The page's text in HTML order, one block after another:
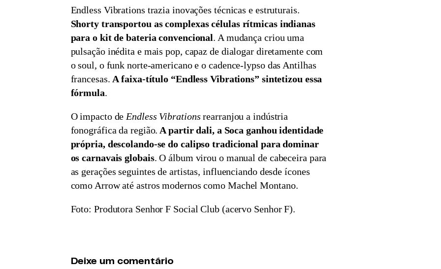
Endless Vibrations trazia inovações técnicas e estruturais.
Shorty transportou as complexas células rítmicas indianas
para o kit de bateria convencional. A mudança criou uma
pulsação inédita e mais pop, capaz de dialogar diretamente com
o soul, o funk norte-americano e o cadence-lypso das Antilhas
francesas. A faixa-título “Endless Vibrations” sintetizou essa
fórmula.
O impacto de Endless Vibrations rearranjou a indústria
fonográfica da região. A partir dali, a Soca ganhou identidade
própria, descolando-se do calipso tradicional para dominar
os carnavais globais. O álbum virou o manual de cabeceira para
as gerações seguintes de artistas, influenciando desde ícones
como Arrow até astros modernos como Machel Montano.
Foto: Produtora Senhor F Social Club (acervo Senhor F).
Deixe um comentário